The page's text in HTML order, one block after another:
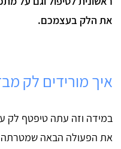
את הלק בעצמכם.
איך מורידים לק
במידה וזה עתה טיפטף לק
את הפעולה הבאה שמטרתה